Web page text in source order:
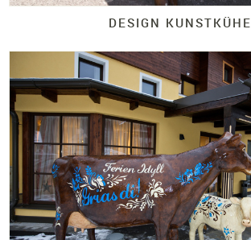
DESIGN KUNSTKÜHE